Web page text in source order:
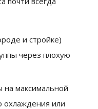
и стройке)
через плохую
на максимальной
охлаждения или